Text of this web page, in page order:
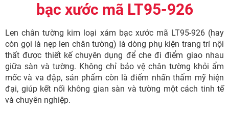
bạc xước mã LT95-926
Len chân tường kim loại xám bạc xước mã LT95-926 (hay
còn gọi là nẹp len chân tường) là dòng phụ kiện trang trí nội
thất được thiết kế chuyên dụng để che đi điểm giao nhau
giữa sàn và tường. Không chỉ bảo vệ chân tường khỏi ẩm
mốc và va đập, sản phẩm còn là điểm nhấn thẩm mỹ hiện
đại, giúp kết nối không gian sàn và tường một cách tinh tế
và chuyên nghiệp.